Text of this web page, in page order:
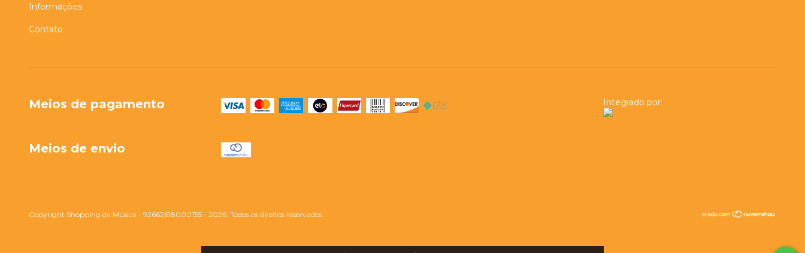
Informações
Contato
Meios de pagamento
Meios de envio
Integrado por:
Copyright Shopping da Música - 92662618000135 - 2026. Todos os direitos reservados.